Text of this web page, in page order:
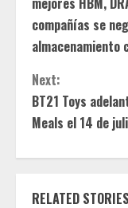
n
t
i
n
u
e
compañías se
almacenamiento
Next:
BT21 Toys
Meals el 14 de
RELATED STORIES